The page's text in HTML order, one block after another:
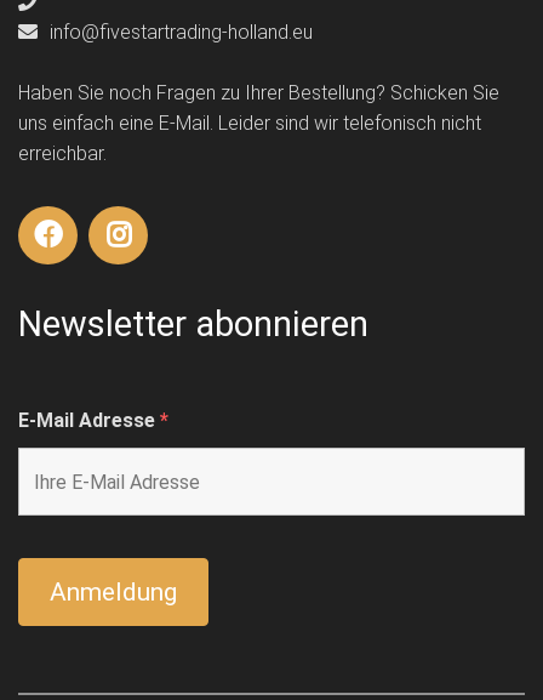
info@fivestartrading-holland.eu
Haben Sie noch Fragen zu Ihrer Bestellung? Schicken Sie
uns einfach eine E-Mail. Leider sind wir telefonisch nicht
erreichbar.
Newsletter abonnieren
E-Mail Adresse *